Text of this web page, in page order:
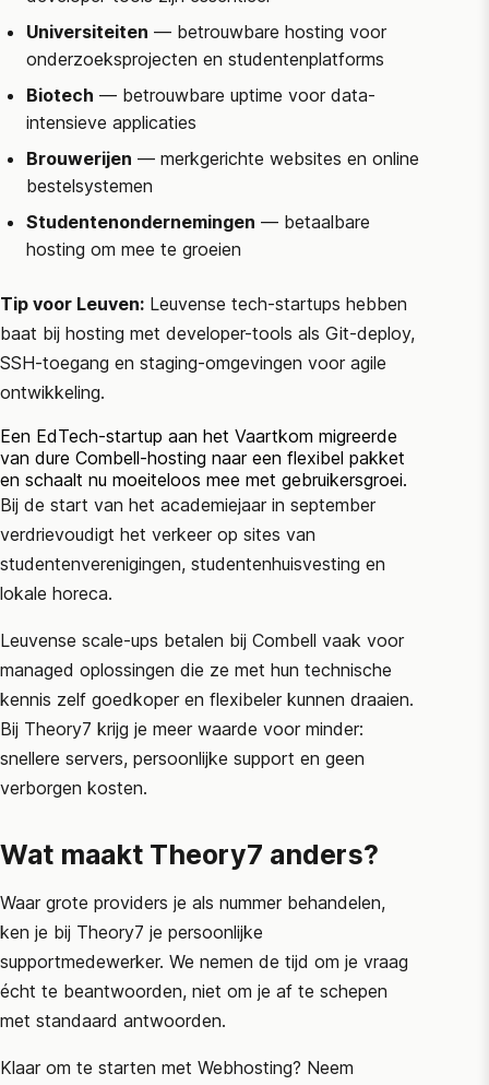
Universiteiten — betrouwbare hosting voor
onderzoeksprojecten en studentenplatforms
Biotech — betrouwbare uptime voor data-
intensieve applicaties
Brouwerijen — merkgerichte websites en online
bestelsystemen
Studentenondernemingen — betaalbare
hosting om mee te groeien
Tip voor Leuven: Leuvense tech-startups hebben
baat bij hosting met developer-tools als Git-deploy,
SSH-toegang en staging-omgevingen voor agile
ontwikkeling.
Een EdTech-startup aan het Vaartkom migreerde
van dure Combell-hosting naar een flexibel pakket
en schaalt nu moeiteloos mee met gebruikersgroei.
Bij de start van het academiejaar in september
verdrievoudigt het verkeer op sites van
studentenverenigingen, studentenhuisvesting en
lokale horeca.
Leuvense scale-ups betalen bij Combell vaak voor
managed oplossingen die ze met hun technische
kennis zelf goedkoper en flexibeler kunnen draaien.
Bij Theory7 krijg je meer waarde voor minder:
snellere servers, persoonlijke support en geen
verborgen kosten.
Wat maakt Theory7 anders?
Waar grote providers je als nummer behandelen,
ken je bij Theory7 je persoonlijke
supportmedewerker. We nemen de tijd om je vraag
écht te beantwoorden, niet om je af te schepen
met standaard antwoorden.
Klaar om te starten met Webhosting? Neem